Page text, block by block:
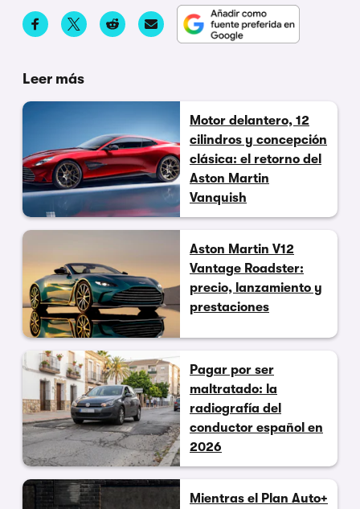
Leer más
Motor delantero, 12
cilindros y concepción
clásica: el retorno del
Aston Martin
Vanquish
Aston Martin V12
Vantage Roadster:
precio, lanzamiento y
prestaciones
Pagar por ser
maltratado: la
radiografía del
conductor español en
2026
Mientras el Plan Auto+